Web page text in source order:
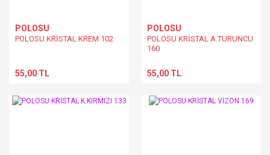
POLOSU
POLOSU KRİSTAL KREM 102
55,00 TL
POLOSU
POLOSU KRİSTAL A.TURUNCU
160
55,00 TL